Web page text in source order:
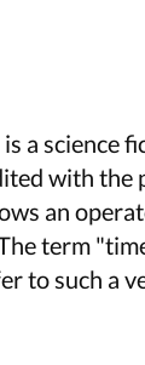
a science
with
an
term
to such a